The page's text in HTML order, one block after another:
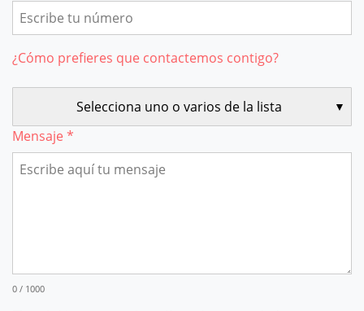
¿Cómo prefieres que contactemos contigo?
Selecciona uno o varios de la lista
Mensaje *
0 / 1000